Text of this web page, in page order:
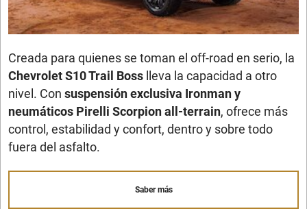
Creada para quienes se toman el off-road en serio, la
Chevrolet S10 Trail Boss lleva la capacidad a otro
nivel. Consuspensión exclusiva Ironman y
neumáticos Pirelli Scorpion all-terrain, ofrece más
control, estabilidad y confort, dentro y sobre todo
fuera del asfalto.
Saber más